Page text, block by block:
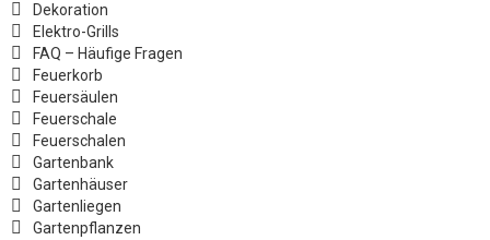
Dekoration
Elektro-Grills
FAQ – Häufige Fragen
Feuerkorb
Feuersäulen
Feuerschale
Feuerschalen
Gartenbank
Gartenhäuser
Gartenliegen
Gartenpflanzen